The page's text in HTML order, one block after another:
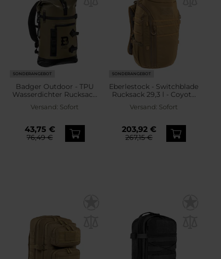
SONDERANGEBOT
Badger Outdoor - TPU
Wasserdichter Rucksack
40 l - Military Green
Versand: Sofort
43,75 €
76,49 €
SONDERANGEBOT
Eberlestock - Switchblade
Rucksack 29,3 l - Coyote
Versand: Sofort
203,92 €
267,15 €